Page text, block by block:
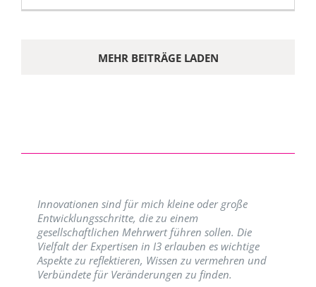
MEHR BEITRÄGE LADEN
Innovationen sind für mich kleine oder große
Entwicklungsschritte, die zu einem
gesellschaftlichen Mehrwert führen sollen. Die
Vielfalt der Expertisen in I3 erlauben es wichtige
Aspekte zu reflektieren, Wissen zu vermehren und
Verbündete für Veränderungen zu finden.